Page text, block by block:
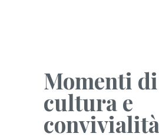
Momenti di
cultura e
convivialità